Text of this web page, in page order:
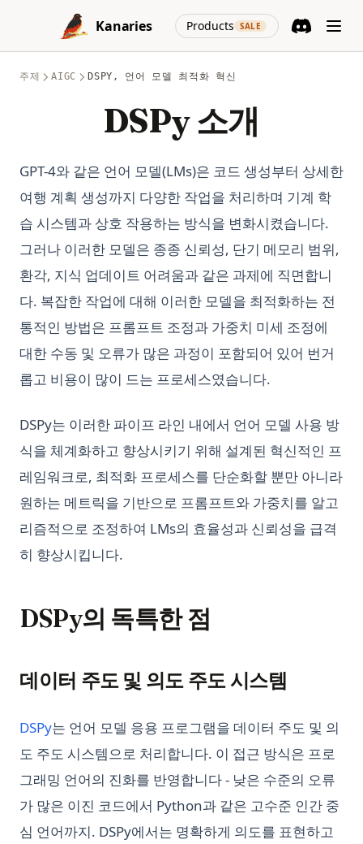
Skip to content
Kanaries
Products SALE
(opens in a
주제 AIGC DSPY, 언어 모델 최적화 혁신
DSPy 소개
GPT-4와 같은 언어 모델(LMs)은 코드 생성부터 상세한
여행 계획 생성까지 다양한 작업을 처리하며 기계 학
습 시스템과 상호 작용하는 방식을 변화시켰습니다.
그러나 이러한 모델은 종종 신뢰성, 단기 메모리 범위,
환각, 지식 업데이트 어려움과 같은 과제에 직면합니
다. 복잡한 작업에 대해 이러한 모델을 최적화하는 전
통적인 방법은 프롬프트 조정과 가중치 미세 조정에
대한 수동 및 오류가 많은 과정이 포함되어 있어 번거
롭고 비용이 많이 드는 프로세스였습니다.
DSPy는 이러한 파이프 라인 내에서 언어 모델 사용 방
식을 체계화하고 향상시키기 위해 설계된 혁신적인 프
레임워크로, 최적화 프로세스를 단순화할 뿐만 아니라
원하는 메트릭을 기반으로 프롬프트와 가중치를 알고
리즘적으로 조정하여 LMs의 효율성과 신뢰성을 급격
히 향상시킵니다.
DSPy의 독특한 점
데이터 주도 및 의도 주도 시스템
DSPy(opens in a new tab)
는 언어 모델 응용 프로그램을 데이터 주도 및 의
도 주도 시스템으로 처리합니다. 이 접근 방식은 프로
그래밍 언어의 진화를 반영합니다 - 낮은 수준의 오류
가 많은 이진 코드에서 Python과 같은 고수준 인간 중
심 언어까지. DSPy에서는 명확하게 의도를 표현하고